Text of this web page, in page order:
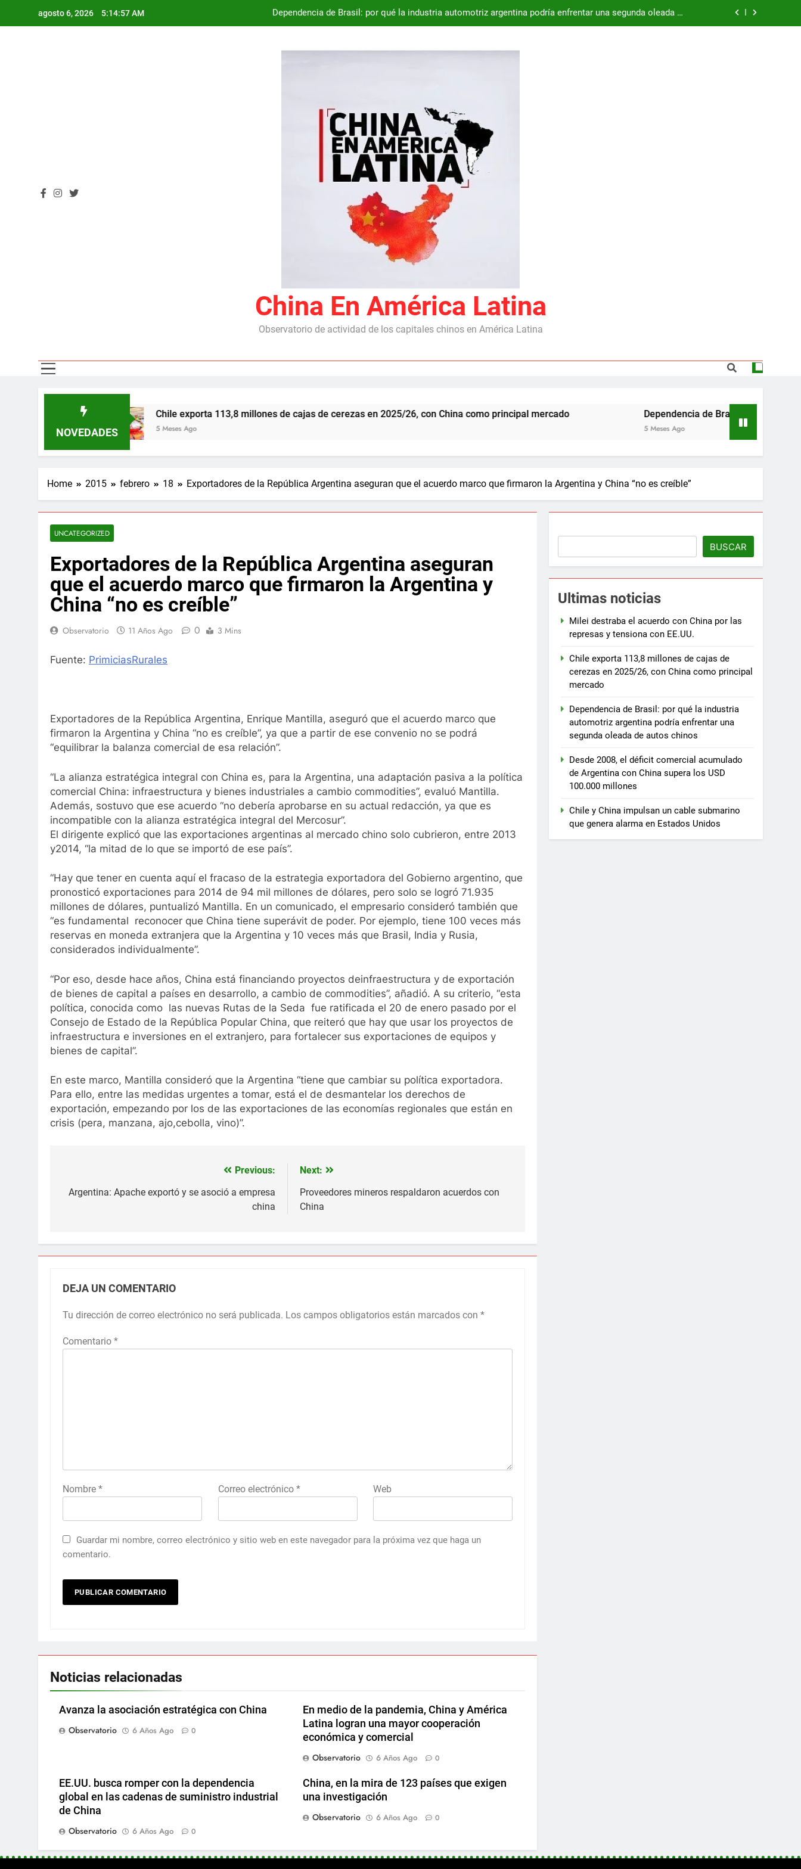
agosto 6, 2026 5:14:57 AM
Dependencia de Brasil: por qué la industria automotriz argentina podría enfrentar una segunda oleada de
Dependencia de Brasil: por qué la industria automotriz argentina podría enfrentar una segunda oleada de
Desde 2008, el déficit comercial acumulado de Argentina con China supera los USD 100.000 millones
China En América Latina
Observatorio de actividad de los capitales chinos en América Latina
NOVEDADES
Chile exporta 113,8 millones de cajas de cerezas en 2025/26, con China como principal mercado
5 Meses Ago
Dependencia de Brasil: por qué la industria
5 Meses Ago
Home 2015 febrero 18 Exportadores de la República Argentina aseguran que el acuerdo marco que firmaron la Argentina y China “no es creíble”
UNCATEGORIZED
Exportadores de la República Argentina aseguran
que el acuerdo marco que firmaron la Argentina y
China “no es creíble”
Observatorio 11 Años Ago 0 3 Mins
Fuente: PrimiciasRurales
Exportadores de la República Argentina, Enrique Mantilla, aseguró que el acuerdo marco que
firmaron la Argentina y China “no es creíble”, ya que a partir de ese convenio no se podrá
“equilibrar la balanza comercial de esa relación”.
“La alianza estratégica integral con China es, para la Argentina, una adaptación pasiva a la política
comercial China: infraestructura y bienes industriales a cambio commodities”, evaluó Mantilla.
Además, sostuvo que ese acuerdo “no debería aprobarse en su actual redacción, ya que es
incompatible con la alianza estratégica integral del Mercosur”.
El dirigente explicó que las exportaciones argentinas al mercado chino solo cubrieron, entre 2013
y2014, “la mitad de lo que se importó de ese país”.
“Hay que tener en cuenta aquí el fracaso de la estrategia exportadora del Gobierno argentino, que
pronosticó exportaciones para 2014 de 94 mil millones de dólares, pero solo se logró 71.935
millones de dólares, puntualizó Mantilla. En un comunicado, el empresario consideró también que
“es fundamental reconocer que China tiene superávit de poder. Por ejemplo, tiene 100 veces más
reservas en moneda extranjera que la Argentina y 10 veces más que Brasil, India y Rusia,
considerados individualmente”.
“Por eso, desde hace años, China está financiando proyectos deinfraestructura y de exportación
de bienes de capital a países en desarrollo, a cambio de commodities”, añadió. A su criterio, “esta
política, conocida como las nuevas Rutas de la Seda fue ratificada el 20 de enero pasado por el
Consejo de Estado de la República Popular China, que reiteró que hay que usar los proyectos de
infraestructura e inversiones en el extranjero, para fortalecer sus exportaciones de equipos y
bienes de capital”.
En este marco, Mantilla consideró que la Argentina “tiene que cambiar su política exportadora.
Para ello, entre las medidas urgentes a tomar, está el de desmantelar los derechos de
exportación, empezando por los de las exportaciones de las economías regionales que están en
crisis (pera, manzana, ajo,cebolla, vino)”.
de
Previous:
Argentina: Apache exportó y se asoció a empresa
china
Next:
Proveedores mineros respaldaron acuerdos con
China
DEJA UN COMENTARIO
Tu dirección de correo electrónico no será publicada. Los campos obligatorios están marcados con *
Comentario *
Nombre * Correo electrónico * Web
Guardar mi nombre, correo electrónico y sitio web en este navegador para la próxima vez que haga un
comentario.
Noticias relacionadas
Avanza la asociación estratégica con China
Observatorio
6 Años Ago 0
En medio de la pandemia, China y América
Latina logran una mayor cooperación
económica y comercial
Observatorio
6 Años Ago 0
EE.UU. busca romper con la dependencia
global en las cadenas de suministro industrial
de China
Observatorio
6 Años Ago 0
China, en la mira de 123 países que exigen
una investigación
Observatorio
6 Años Ago 0
BUSCAR
Ultimas noticias
Milei destraba el acuerdo con China por las
represas y tensiona con EE.UU.
Chile exporta 113,8 millones de cajas de
cerezas en 2025/26, con China como principal
mercado
Dependencia de Brasil: por qué la industria
automotriz argentina podría enfrentar una
segunda oleada de autos chinos
Desde 2008, el déficit comercial acumulado
de Argentina con China supera los USD
100.000 millones
Chile y China impulsan un cable submarino
que genera alarma en Estados Unidos